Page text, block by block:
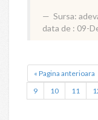
Sursa:
data de : 09-
« Pagina anterioara
9
10 11